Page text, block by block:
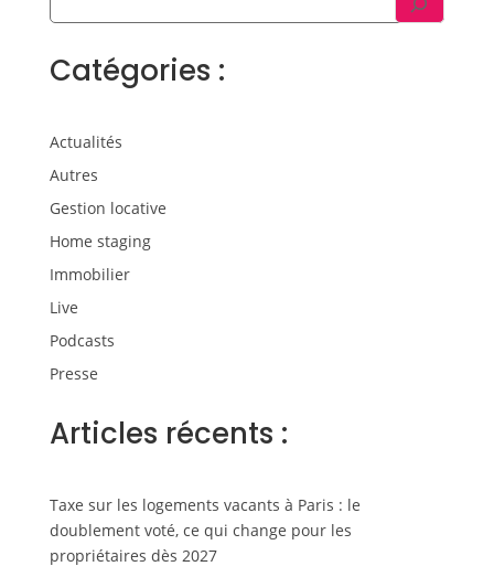
Catégories :
Actualités
Autres
Gestion locative
Home staging
Immobilier
Live
Podcasts
Presse
Articles récents :
Taxe sur les logements vacants à Paris : le
doublement voté, ce qui change pour les
propriétaires dès 2027